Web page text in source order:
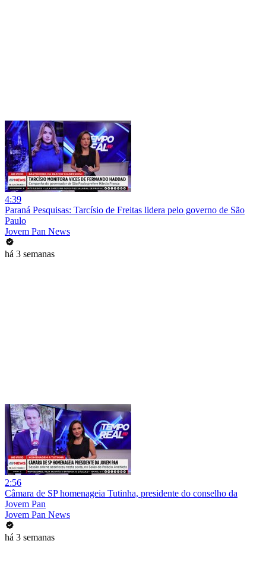
4:39
Paraná Pesquisas: Tarcísio de Freitas lidera pelo governo de São
Paulo
Jovem Pan News
há 3 semanas
2:56
Câmara de SP homenageia Tutinha, presidente do conselho da
Jovem Pan
Jovem Pan News
há 3 semanas